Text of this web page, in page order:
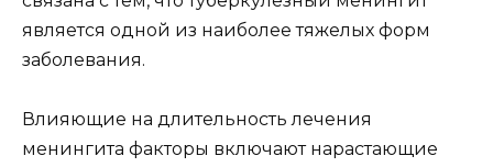
является одной из наиболее тяжелых форм
заболевания.
Влияющие на длительность лечения
менингита факторы включают нарастающие